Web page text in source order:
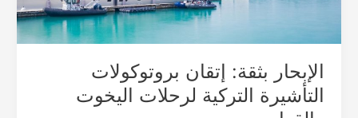
الإبحار بثقة: إتقان بروتوكولات
التأشيرة التركية لرحلات اليخوت